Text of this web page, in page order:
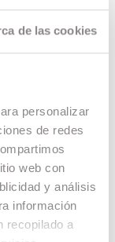
de las cookies
personalizar
de redes
web con
y análisis
información
recopilado a
a los contenidos
en el aula.
al catálogo
a la solarigrafía
do it yourself